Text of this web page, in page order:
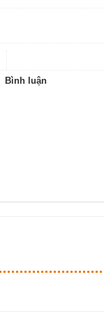
Bình luận